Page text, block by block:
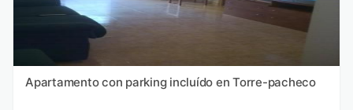
Apartamento con parking incluído en Torre-pacheco